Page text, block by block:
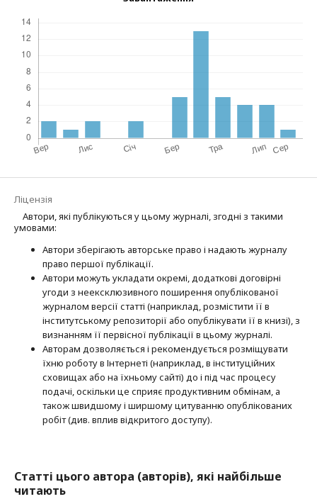
Ліцензія
Автори, які публікуються у цьому журналі, згодні з такими
умовами:
Автори зберігають авторське право і надають журналу
право першої публі­кації.
Автори можуть укладати окремі, додат­кові договірні
угоди з неексклюзив­ного поширення опублікованої
журналом версії статті (наприклад, розмістити її в
інститутському репозиторії або опубліку­вати її в книзі), з
визнанням її первісної публікації в цьому журналі.
Авторам дозволяється і рекомендується розміщувати
їхню роботу в Інтернеті (наприклад, в інституційних
сховищах або на їхньому сайті) до і під час процесу
подачі, оскільки це сприяє продуктивним обмінам, а
також швидшому і ширшому цитуванню опубліко­ва­них
робіт (див. вплив відкритого доступу).
Статті цього автора (авторів), які найбільше
читають